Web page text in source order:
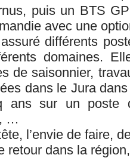
puis un BTS
avec une
différents
domaines.
de saisonnier,
dans le Jura
ans sur un poste
…
l’envie de faire,
retour dans la